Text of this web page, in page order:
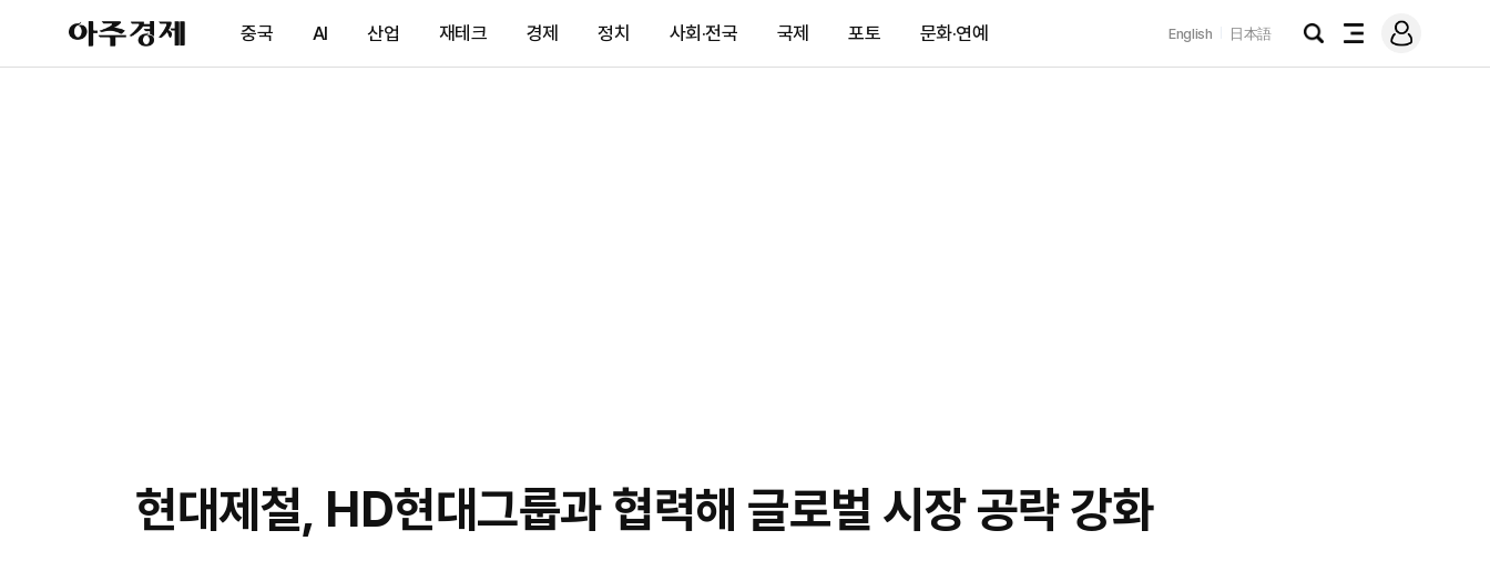
아
주
제
중국 AI 산업 재테크 경제 정치 사회·전국 국제 포토 문화·연예 English 日本語
검
전
메
그
현대제철, HD현대그룹과 협력해 글로벌 시장 공략 강화